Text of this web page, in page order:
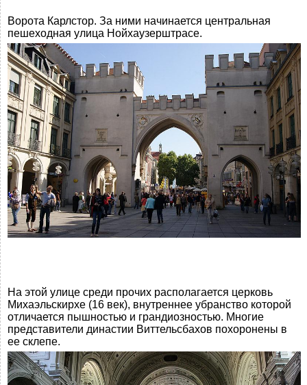
Ворота Карлстор. За ними начинается центральная
пешеходная улица Нойхаузерштрасе.
На этой улице среди прочих располагается церковь
Михаэльскирхе (16 век), внутреннее убранство которой
отличается пышностью и грандиозностью. Многие
представители династии Виттельсбахов похоронены в
ее склепе.